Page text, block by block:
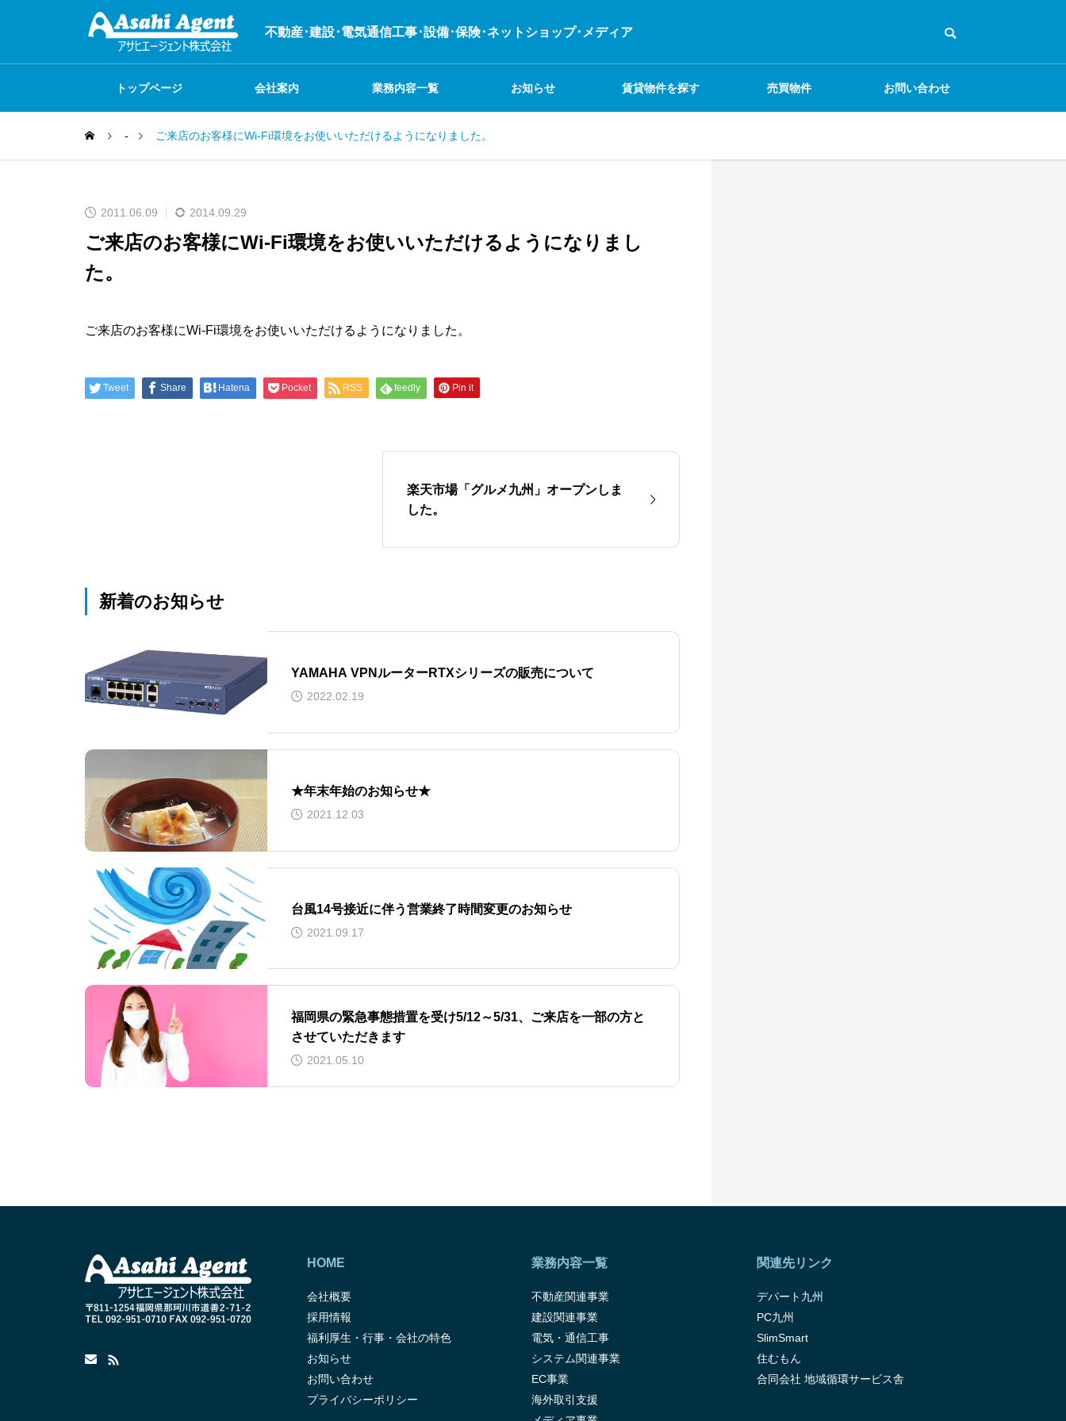
不動産･建設･電気通信工事･設備･保険･ネットショップ･メディア
トップページ 会社案内 業務内容一覧 お知らせ 賃貸物件を探す 売買物件 お問い合わせ
何でも自社で制作
- ご来店のお客様にWi-Fi環境をお使いいただけるようになりました。
2011.06.09 2014.09.29
ご来店のお客様にWi-Fi環境をお使いいただけるようになりまし
た。
ご来店のお客様にWi-Fi環境をお使いいただけるようになりました。
Tweet Share Hatena Pocket RSS feedly Pin it
楽天市場「グルメ九州」オープンしま
した。
新着のお知らせ
YAMAHA VPNルーターRTXシリーズの販売について
2022.02.19
★年末年始のお知らせ★
2021.12.03
台風14号接近に伴う営業終了時間変更のお知らせ
2021.09.17
福岡県の緊急事態措置を受け5/12～5/31、ご来店を一部の方と
させていただきます
2021.05.10
HOME
会社概要
採用情報
福利厚生・行事・会社の特色
お知らせ
お問い合わせ
プライバシーポリシー
業務内容一覧
不動産関連事業
建設関連事業
電気・通信工事
システム関連事業
EC事業
海外取引支援
関連先リンク
デパート九州
PC九州
SlimSmart
住むもん
合同会社 地域循環サービス舎